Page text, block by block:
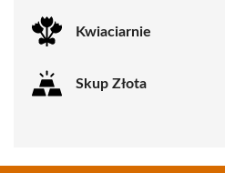
Kwiaciarnie
Skup Złota